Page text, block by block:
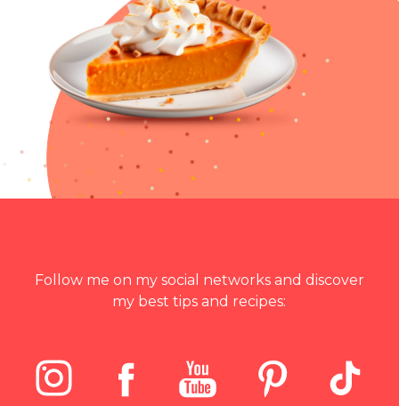
Follow me on my social networks and discover
my best tips and recipes: